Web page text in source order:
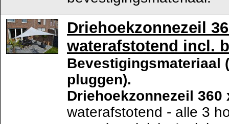
Driehoekzonnezeil
waterafstotend incl.
Bevestigingsmateriaal
pluggen).
Driehoekzonnezeil 360
waterafstotend - alle 3